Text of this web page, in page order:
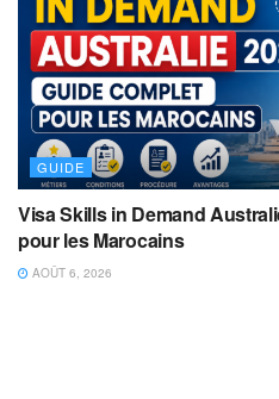
GUIDE
Visa Skills in Demand
pour les Marocains
AOÛT 6, 2026